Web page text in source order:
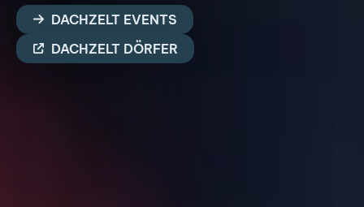
DACHZELT EVENTS
DACHZELT DÖRFER